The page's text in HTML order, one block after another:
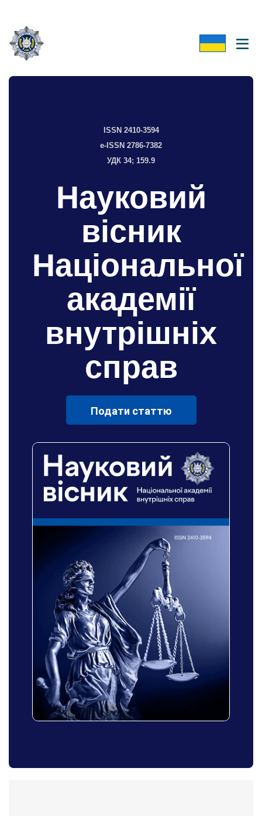
ISSN 2410-3594
e-ISSN 2786-7382
УДК 34; 159.9
Науковий
вісник
Національної
академії
внутрішніх
справ
Подати статтю